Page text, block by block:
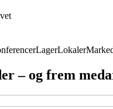
LagerLokaler
– og frem